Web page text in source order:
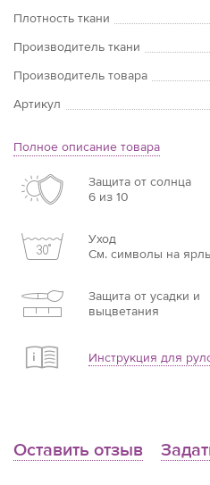
Плотность ткани
Производитель ткани
Производитель товара
Артикул
Полное описание товара
Защита от солнца
6 из 10
Уход
См. символы на
Защита от усадки и
выцветания
Инструкция для
Оставить отзыв